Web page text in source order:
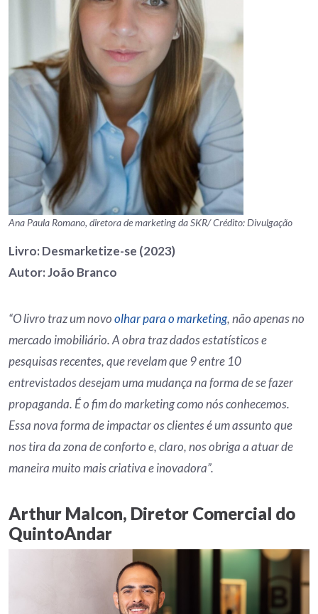
Ana Paula Romano, diretora de marketing da SKR/ Crédito: Divulgação
Livro: Desmarketize-se (2023)
Autor: João Branco
“O livro traz um novoolhar para o marketing, não apenas no
mercado imobiliário. A obra traz dados estatísticos e
pesquisas recentes, que revelam que 9 entre 10
entrevistados desejam uma mudança na forma de se fazer
propaganda. É o fim do marketing como nós conhecemos.
Essa nova forma de impactar os clientes é um assunto que
nos tira da zona de conforto e, claro, nos obriga a atuar de
maneira muito mais criativa e inovadora”.
Arthur Malcon, Diretor Comercial do
QuintoAndar